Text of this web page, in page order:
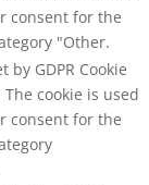
consent for the
"Other.
by GDPR Cookie
cookie is used
consent for the